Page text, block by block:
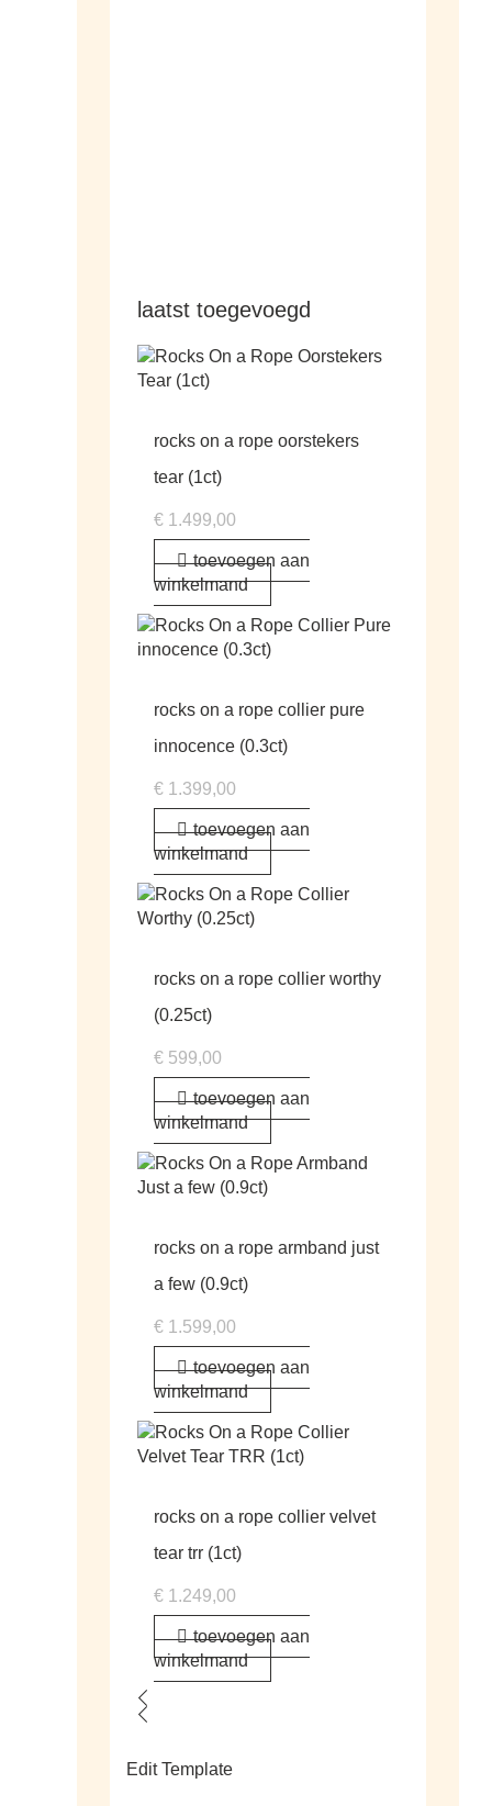
laatst toegevoegd
rocks on a rope oorstekers
tear (1ct)
€ 1.499,00
toevoegen aan
winkelmand
rocks on a rope collier pure
innocence (0.3ct)
€ 1.399,00
toevoegen aan
winkelmand
rocks on a rope collier worthy
(0.25ct)
€ 599,00
toevoegen aan
winkelmand
rocks on a rope armband just
a few (0.9ct)
€ 1.599,00
toevoegen aan
winkelmand
rocks on a rope collier velvet
tear trr (1ct)
€ 1.249,00
toevoegen aan
winkelmand
Edit Template